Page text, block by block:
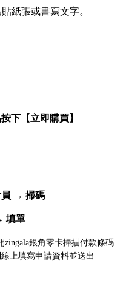
紙張或書寫文字。
下【立即購買】
員 → 掃碼
填單
zingala銀角零卡掃描付款條碼
上填寫申請資料並送出